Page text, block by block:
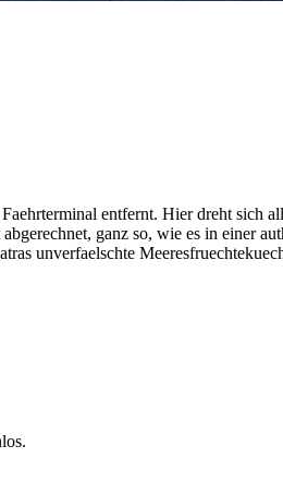
entfernt. Hier dreht sich
ganz so, wie es in einer
unverfaelschte